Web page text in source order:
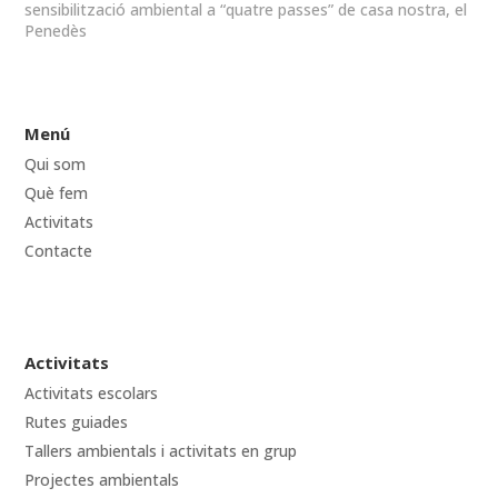
sensibilització ambiental a “quatre passes” de casa nostra, el
Penedès
Menú
Qui som
Què fem
Activitats
Contacte
Activitats
Activitats escolars
Rutes guiades
Tallers ambientals i activitats en grup
Projectes ambientals